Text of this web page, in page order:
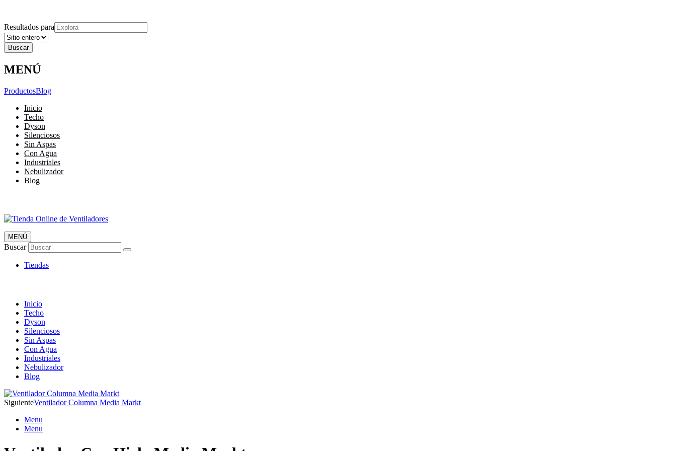
Resultados para
MENÚ
ProductosBlog
Inicio
Techo
Dyson
Silenciosos
Sin Aspas
Con Agua
Industriales
Nebulizador
Blog
Tienda Online de Ventiladores
Super Catálogo de Ofertas
MENÚ
Buscar
Tiendas
Inicio
Techo
Dyson
Silenciosos
Sin Aspas
Con Agua
Industriales
Nebulizador
Blog
SiguienteVentilador Columna Media Markt
Menu
Menu